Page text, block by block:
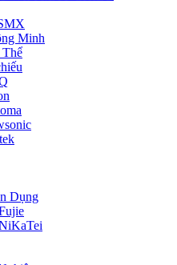
Minh
Dụng